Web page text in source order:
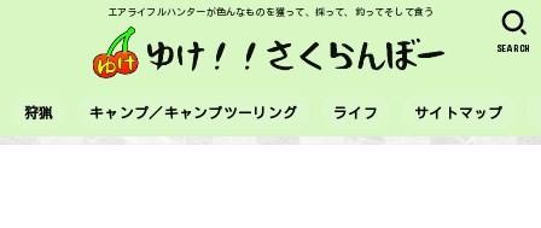
エアライフルハンターが色んなものを獲って、採って、釣ってそして食う
狩猟 キャンプ／キャンプツーリング ライフ サイトマップ
SEARCH